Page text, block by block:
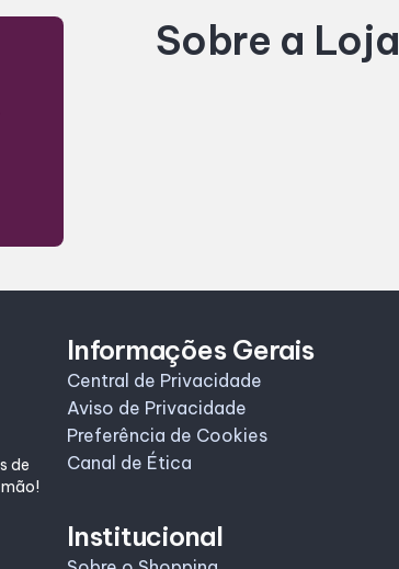
Sobre a Loja
de
Informações Gerais
Central de Privacidade
Aviso de Privacidade
Preferência de Cookies
Canal de Ética
Institucional